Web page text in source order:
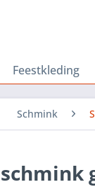
Feestkleding
Schmink